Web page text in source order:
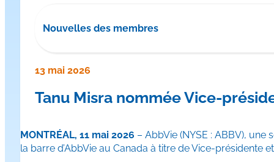
Nouvelles des membres
13 mai 2026
Tanu Misra nommée Vice-
MONTRÉAL, 11 mai 2026 – AbbVie (NYSE : ABBV),
la barre d’AbbVie au Canada à titre de Vice-présidente